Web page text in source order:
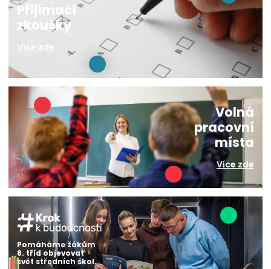
Přijímací
zkoušky
Více zde
Volná
pracovní
místa
Více zde
Pomáháme žákům
8. tříd objevovat
svět středních škol.